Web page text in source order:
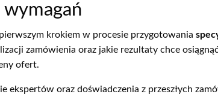
krokiem w procesie przygotowania
zamówienia oraz jakie rezultaty chce
ofert.
ekspertów oraz doświadczenia z przeszłych